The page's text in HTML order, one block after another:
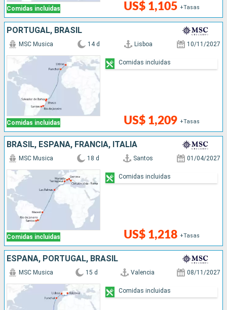
Comidas incluidas US$ 1,105 +Tasas
PORTUGAL, BRASIL
Comidas incluidas
MSC Musica 14 d Lisboa 10/11/2027
US$ 1,209 +Tasas
Comidas incluidas
BRASIL, ESPAÑA, FRANCIA, ITALIA
Comidas incluidas
MSC Musica 18 d Santos 01/04/2027
US$ 1,218 +Tasas
Comidas incluidas
ESPAÑA, PORTUGAL, BRASIL
MSC Musica 15 d Valencia 08/11/2027
Comidas incluidas